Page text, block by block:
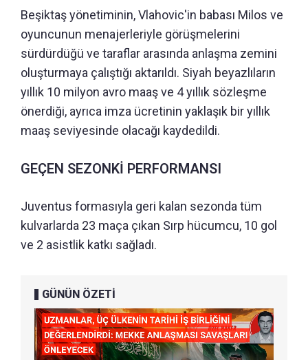
Beşiktaş yönetiminin, Vlahovic'in babası Milos ve
oyuncunun menajerleriyle görüşmelerini
sürdürdüğü ve taraflar arasında anlaşma zemini
oluşturmaya çalıştığı aktarıldı. Siyah beyazlıların
yıllık 10 milyon avro maaş ve 4 yıllık sözleşme
önerdiği, ayrıca imza ücretinin yaklaşık bir yıllık
maaş seviyesinde olacağı kaydedildi.
GEÇEN SEZONKİ PERFORMANSI
Juventus formasıyla geri kalan sezonda tüm
kulvarlarda 23 maça çıkan Sırp hücumcu, 10 gol
ve 2 asistlik katkı sağladı.
GÜNÜN ÖZETİ